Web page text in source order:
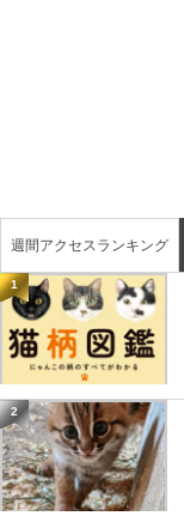
週間アクセスランキング
1
2